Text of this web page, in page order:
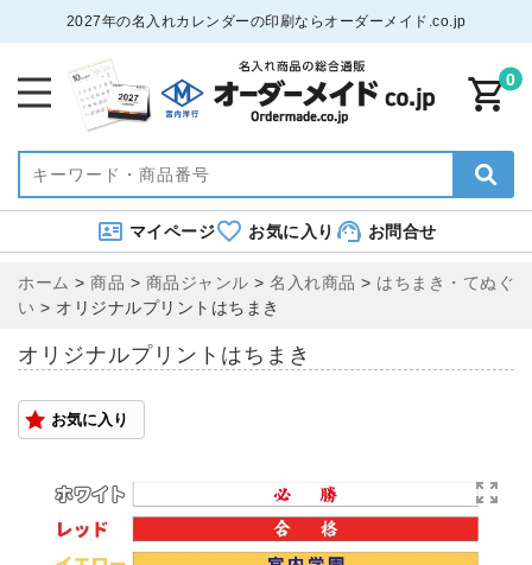
2027年の名入れカレンダーの印刷ならオーダーメイド.co.jp
0
マイページ お気に入り お問合せ
ホーム > 商品 > 商品ジャンル > 名入れ商品 > はちまき・てぬぐ
い > オリジナルプリントはちまき
オリジナルプリントはちまき
お気に入り